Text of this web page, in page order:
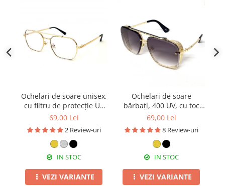
Ochelari de soare unisex,
cu filtru de protecție UV
400, cu toc cadou, OSX25
69,00 Lei
2 Review-uri
IN STOC
VEZI VARIANTE
Ochelari de soare
bărbați, 400 UV, cu toc
cadou, OSB04
69,00 Lei
8 Review-uri
IN STOC
VEZI VARIANTE